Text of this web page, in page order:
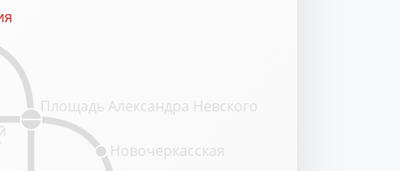
Площадь Александра Невского
Новочеркасская